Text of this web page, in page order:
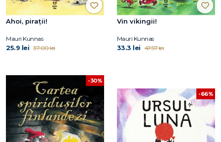
Ahoi, pirații!
Mauri Kunnas
25.9 lei 37.00 lei
Vin vikingii!
Mauri Kunnas
33.3 lei 47.57 lei
-30%
-66%